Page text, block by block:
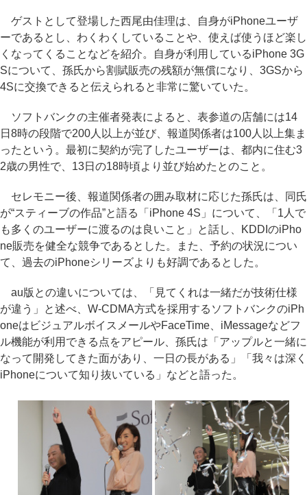
ゲストとして登場した西尾由佳理は、自身がiPhoneユーザ
ーであるとし、わくわくしていることや、使えば使うほど楽し
くなってくることなどを紹介。自身が利用しているiPhone 3G
Sについて、孫氏から割賦販売の残額が無償になり、3GSから
4Sに交換できると伝えられると非常に驚いていた。
ソフトバンクの主催者発表によると、表参道の店舗には14
日8時の段階で200人以上が並び、報道関係者は100人以上集ま
ったという。最初に契約が完了したユーザーは、都内に住む3
2歳の男性で、13日の18時頃より並び始めたとのこと。
セレモニー後、報道関係者の囲み取材に応じた孫氏は、同氏
が“スティーブの作品”と語る「iPhone 4S」について、「1人で
も多くのユーザーに渡るのは良いこと」と話し、KDDIのiPho
ne販売を健全な競争であるとした。また、予約の状況につい
て、過去のiPhoneシリーズよりも好調であるとした。
au版との違いについては、「見てくれは一緒だが技術仕様
が違う」と述べ、W-CDMA方式を採用するソフトバンクのiPh
oneはビジュアルボイスメールやFaceTime、iMessageなどフ
ル機能が利用できる点をアピール、孫氏は「アップルと一緒に
なって開発してきた面があり、一日の長がある」「我々は深く
iPhoneについて知り抜いている」などと語った。